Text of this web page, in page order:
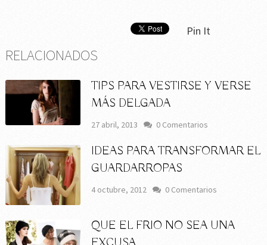
Pin It
RELACIONADOS
TIPS PARA VESTIRSE Y VERSE
MÁS DELGADA
27 abril, 2013 0 Comentarios
IDEAS PARA TRANSFORMAR EL
GUARDARROPAS
4 octubre, 2012 0 Comentarios
QUE EL FRIO NO SEA UNA